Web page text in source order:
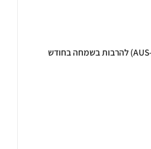
(AUS-04a) להרבות בשמחה בחודש